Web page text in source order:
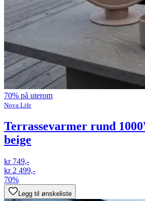
70% på uterom
Nova Life
Terrassevarmer rund
beige
kr 749,-
kr 2 499,-
70%
Legg til ønskeliste